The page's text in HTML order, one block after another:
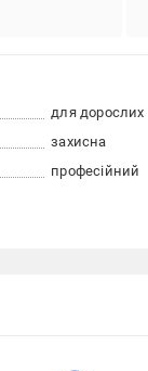
для дорослих
захисна
професійний